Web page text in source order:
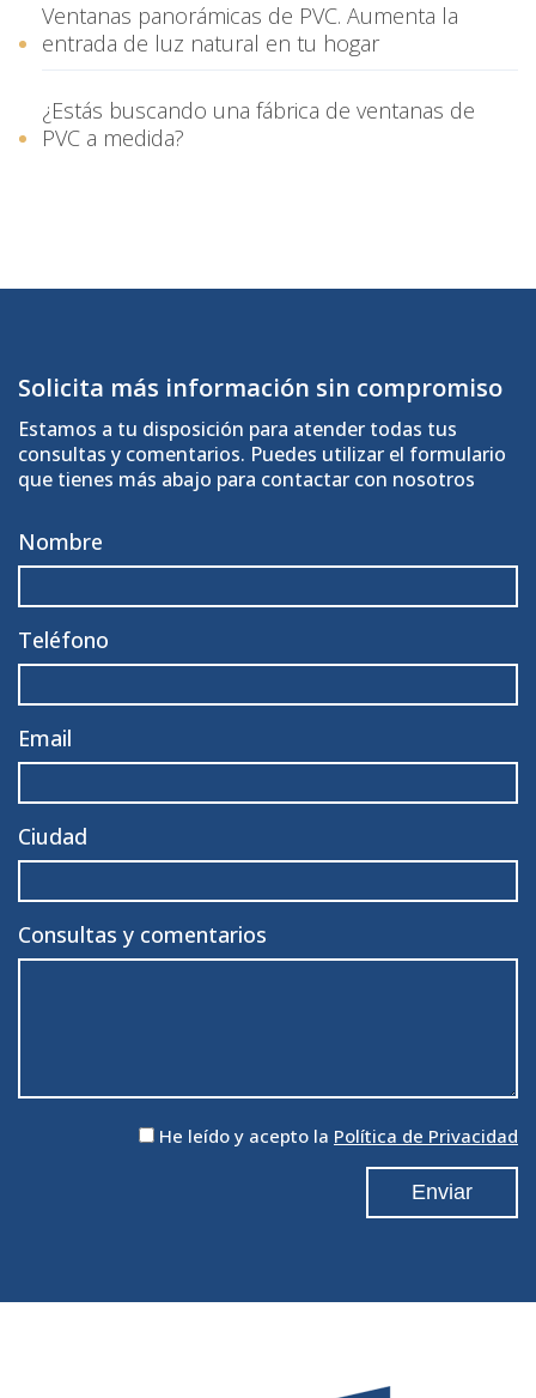
Ventanas panorámicas de PVC. Aumenta la
entrada de luz natural en tu hogar
¿Estás buscando una fábrica de ventanas de
PVC a medida?
Solicita más información sin compromiso
Estamos a tu disposición para atender todas tus
consultas y comentarios. Puedes utilizar el formulario
que tienes más abajo para contactar con nosotros
Nombre
Teléfono
Email
Ciudad
Consultas y comentarios
He leído y acepto la Política de Privacidad